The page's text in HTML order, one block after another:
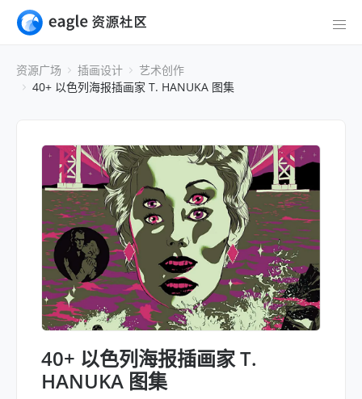
资源广场 插画设计
艺术创作
40+ 以色列海报插画家 T. HANUKA 图集
40+ 以色列海报插画家 T.
HANUKA 图集